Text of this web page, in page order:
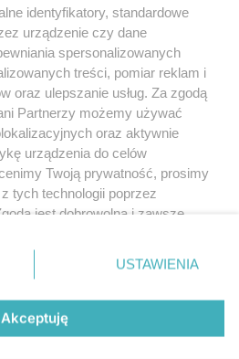
identyfikatory, standardowe
urządzenie czy dane
spersonalizowanych
treści, pomiar reklam i
oraz ulepszanie usług. Za zgodą
Partnerzy możemy używać
oraz aktywnie
urządzenia do celów
Twoją prywatność, prosimy
tych technologii poprzez
jest dobrowolna i zawsze
w lewym dolnym rogu strony
danych nie wymagają
prawo sprzeciwić się
będą miały
witrynie.
USTAWIENIA
Akceptuję